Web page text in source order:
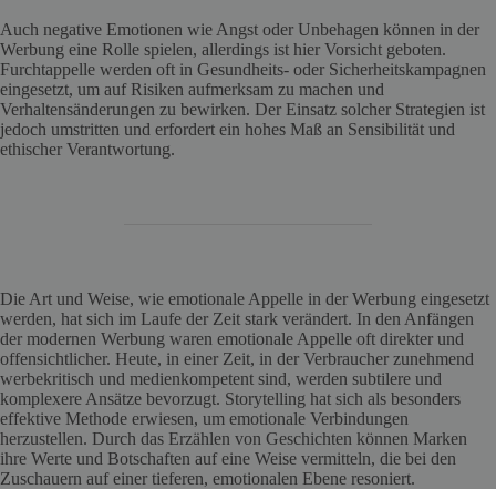
Auch negative Emotionen wie Angst oder Unbehagen können in der
Werbung eine Rolle spielen, allerdings ist hier Vorsicht geboten.
Furchtappelle werden oft in Gesundheits- oder Sicherheitskampagnen
eingesetzt, um auf Risiken aufmerksam zu machen und
Verhaltensänderungen zu bewirken. Der Einsatz solcher Strategien ist
jedoch umstritten und erfordert ein hohes Maß an Sensibilität und
ethischer Verantwortung.
Die Art und Weise, wie emotionale Appelle in der Werbung eingesetzt
werden, hat sich im Laufe der Zeit stark verändert. In den Anfängen
der modernen Werbung waren emotionale Appelle oft direkter und
offensichtlicher. Heute, in einer Zeit, in der Verbraucher zunehmend
werbekritisch und medienkompetent sind, werden subtilere und
komplexere Ansätze bevorzugt. Storytelling hat sich als besonders
effektive Methode erwiesen, um emotionale Verbindungen
herzustellen. Durch das Erzählen von Geschichten können Marken
ihre Werte und Botschaften auf eine Weise vermitteln, die bei den
Zuschauern auf einer tieferen, emotionalen Ebene resoniert.